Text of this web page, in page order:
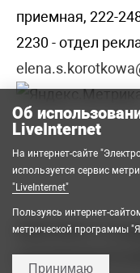
приемная, 222-
2230 - отдел
2008-2026 ©
учреждение
Об
LiveInternet
На интернет-сайте
используется сервис
"LiveInternet"
Пользуясь интернет-
метрической программы
Принимаю